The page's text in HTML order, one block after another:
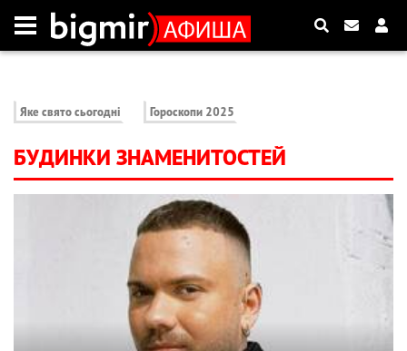
Яке свято сьогодні Гороскопи 2025
БУДИНКИ ЗНАМЕНИТОСТЕЙ